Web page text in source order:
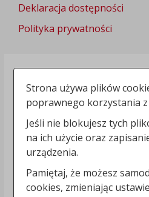
Deklaracja dostępności
Polityka prywatności
Strona używa plików
poprawnego korzystania
Jeśli nie blokujesz tych
na ich użycie oraz
urządzenia.
Pamiętaj, że możesz
cookies, zmieniając